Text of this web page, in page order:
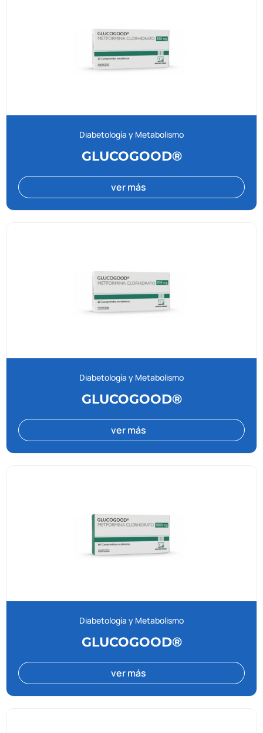
Diabetología y Metabolismo
GLUCOGOOD®
ver más
Diabetología y Metabolismo
GLUCOGOOD®
ver más
Diabetología y Metabolismo
GLUCOGOOD®
ver más